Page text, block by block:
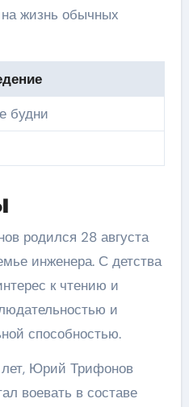
жизнь обычных
будни
родился 28 августа
инженера. С детства
к чтению и
и
способностью.
лет, Юрий Трифонов
воевать в составе